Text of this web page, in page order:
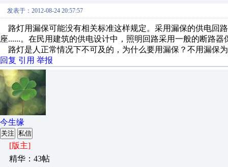
发表于：2012-08-24 20:57:57
路灯用漏保可能没有相关标准这样规定。采用漏保的供电回
座......。在民用建筑的供电设计中，照明回路采用一般的断路器
路灯是人正常情况下不可及的，为什么要用漏保？不用漏保
回复 引用 举报
今生缘
关注 私信
[版主]
精华：43帖